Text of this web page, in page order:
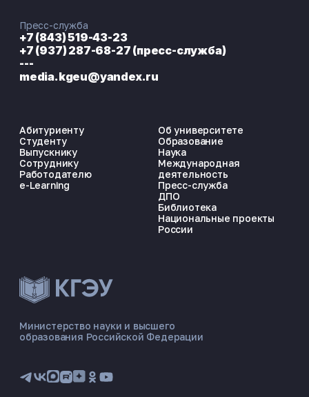
ЭНЕРГОКОД — ПОМОЩНИК КГЭУ
📋 Приёмная комиссия
🏠 Общежитие
Министерство науки и высшего
образования Российской Федерации
Абитуриенту
Студенту
Выпускнику
Сотруднику
Работодателю
e-Learning
Об университете
Образование
Наука
Международная
деятельность
Пресс-служба
ДПО
Библиотека
Национальные проекты
России
Пресс-служба
+7 (843) 519-43-23
+7 (937) 287-68-27 (пресс-служба)
---
media.kgeu@yandex.ru